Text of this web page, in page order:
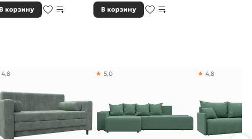
В корзину В корзину
4,8 5,0 4,8